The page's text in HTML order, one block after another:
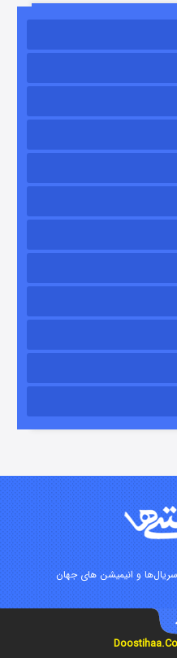
تو
منتشر شد
سریال‌ها و انیمیشن های جهان